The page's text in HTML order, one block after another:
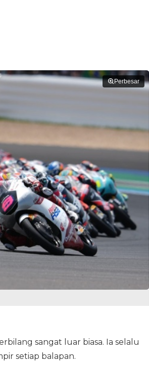
Perbesar
sangat luar biasa. Ia selalu
setiap balapan.